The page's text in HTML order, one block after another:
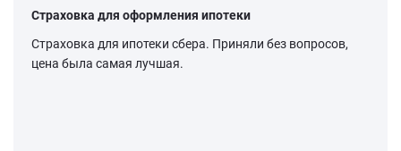
Страховка для оформления ипотеки
Страховка для ипотеки сбера. Приняли без вопросов,
цена была самая лучшая.